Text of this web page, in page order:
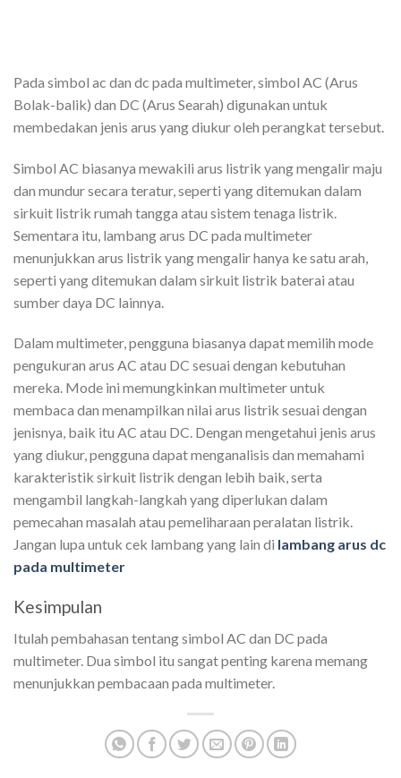
Pada simbol ac dan dc pada multimeter, simbol AC (Arus
Bolak-balik) dan DC (Arus Searah) digunakan untuk
membedakan jenis arus yang diukur oleh perangkat tersebut.
Simbol AC biasanya mewakili arus listrik yang mengalir maju
dan mundur secara teratur, seperti yang ditemukan dalam
sirkuit listrik rumah tangga atau sistem tenaga listrik.
Sementara itu, lambang arus DC pada multimeter
menunjukkan arus listrik yang mengalir hanya ke satu arah,
seperti yang ditemukan dalam sirkuit listrik baterai atau
sumber daya DC lainnya.
Dalam multimeter, pengguna biasanya dapat memilih mode
pengukuran arus AC atau DC sesuai dengan kebutuhan
mereka. Mode ini memungkinkan multimeter untuk
membaca dan menampilkan nilai arus listrik sesuai dengan
jenisnya, baik itu AC atau DC. Dengan mengetahui jenis arus
yang diukur, pengguna dapat menganalisis dan memahami
karakteristik sirkuit listrik dengan lebih baik, serta
mengambil langkah-langkah yang diperlukan dalam
pemecahan masalah atau pemeliharaan peralatan listrik.
Jangan lupa untuk cek lambang yang lain di lambang arus dc
pada multimeter
Kesimpulan
Itulah pembahasan tentang simbol AC dan DC pada
multimeter. Dua simbol itu sangat penting karena memang
menunjukkan pembacaan pada multimeter.